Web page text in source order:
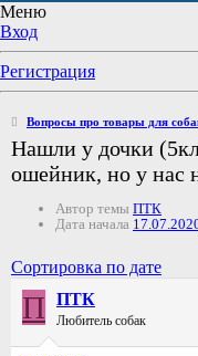
Меню
Вход
Регистрация
Вопросы про товары для
Нашли у дочки
ошейник, но у нас
Автор темы ПТК
Дата начала
Сортировка по дате
П ПТК
Любитель собак